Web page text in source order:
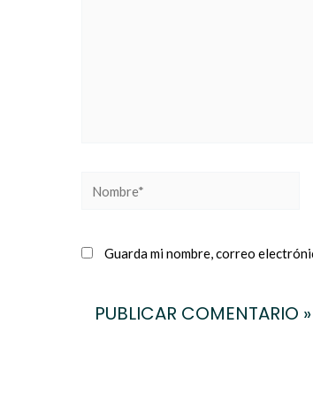
Guarda mi nombre, correo